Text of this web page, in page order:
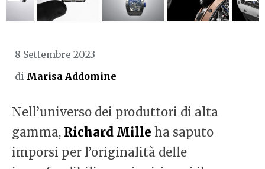
8 Settembre 2023
di Marisa Addomine
Nell’universo dei produttori di alta
gamma, Richard Mille ha saputo
imporsi per l’originalità delle